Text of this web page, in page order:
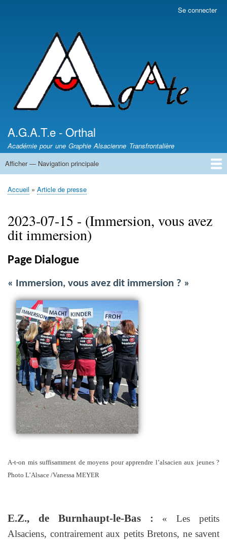
l'utilisateur
Se connecter
A.G.A.T.e - Orthal
Académie pour une Graphie Alsacienne Transfrontalière
Navigation
Afficher — Navigation principale
News - Nèikheit
DICTIONNAIRES /
Article de presse
Les auteurs
Sentiers des Poètes
Leçons d'Alsacien
Uf Elsassisch
Wortkaschtla
Qui somme nous ?
Fil
Accueil Article de presse
2023-07-15 - (Immersion, vous avez
dit immersion)
Page Dialogue
« Immersion, vous avez dit immersion ? »
A-t-on mis suffisamment de moyens pour apprendre l’alsacien aux jeunes ?
Photo L’Alsace /Vanessa MEYER
E.Z., de Burnhaupt-le-Bas : « Les petits
Alsaciens, contrairement aux petits Bretons, ne savent